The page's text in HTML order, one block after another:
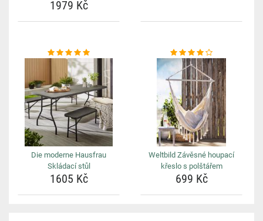
1979 Kč
Die moderne Hausfrau
Skládací stůl
1605 Kč
Weltbild Závěsné houpací
křeslo s polštářem
699 Kč